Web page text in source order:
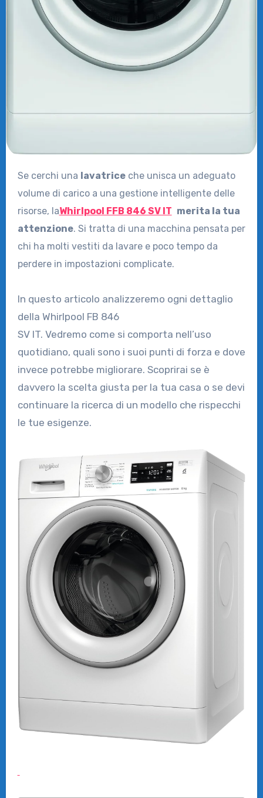
Se cerchi una lavatriceche unisca un adeguato
volume di carico a una gestione intelligente delle
risorse, laWhirlpool FFB 846 SV IT merita la tua
attenzione. Si tratta di una macchina pensata per
chi ha molti vestiti da lavare e poco tempo da
perdere in impostazioni complicate.
In questo articolo analizzeremo ogni dettaglio
della Whirlpool FB 846
SV IT. Vedremo come si comporta nell’uso
quotidiano, quali sono i suoi punti di forza e dove
invece potrebbe migliorare. Scoprirai se è
davvero la scelta giusta per la tua casa o se devi
continuare la ricerca di un modello che rispecchi
le tue esigenze.